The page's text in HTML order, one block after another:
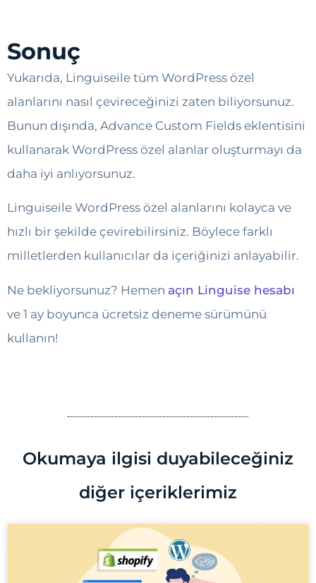
Sonuç
Yukarıda, Linguiseile tüm WordPress özel
alanlarını nasıl çevireceğinizi zaten biliyorsunuz.
Bunun dışında, Advance Custom Fields eklentisini
kullanarak WordPress özel alanlar oluşturmayı da
daha iyi anlıyorsunuz.
Linguiseile WordPress özel alanlarını kolayca ve
hızlı bir şekilde çevirebilirsiniz. Böylece farklı
milletlerden kullanıcılar da içeriğinizi anlayabilir.
Ne bekliyorsunuz? Hemen açın Linguise hesabı
ve 1 ay boyunca ücretsiz deneme sürümünü
kullanın!
Okumaya ilgisi duyabileceğiniz
diğer içeriklerimiz